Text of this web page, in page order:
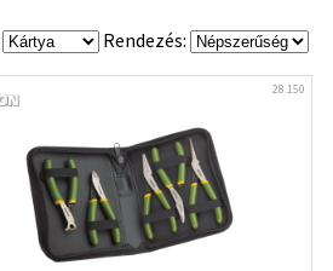
Rendezés:
28.150